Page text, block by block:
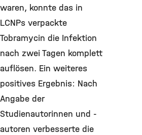
waren, konnte das in
LCNPs verpackte
Tobramycin die Infektion
nach zwei Tagen komplett
auflösen. Ein weiteres
positives Ergebnis: Nach
Angabe der
Studienautorinnen und -
autoren verbesserte die